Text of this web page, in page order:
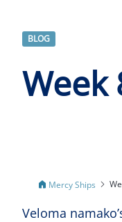
BLOG
Week
Mercy Ships
Veloma